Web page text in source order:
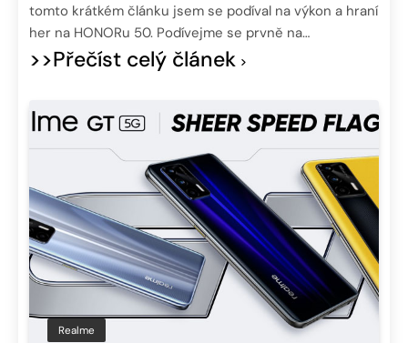
tomto krátkém článku jsem se podíval na výkon a hraní
her na HONORu 50. Podívejme se prvně na…
>>Přečíst celý článek
Realme